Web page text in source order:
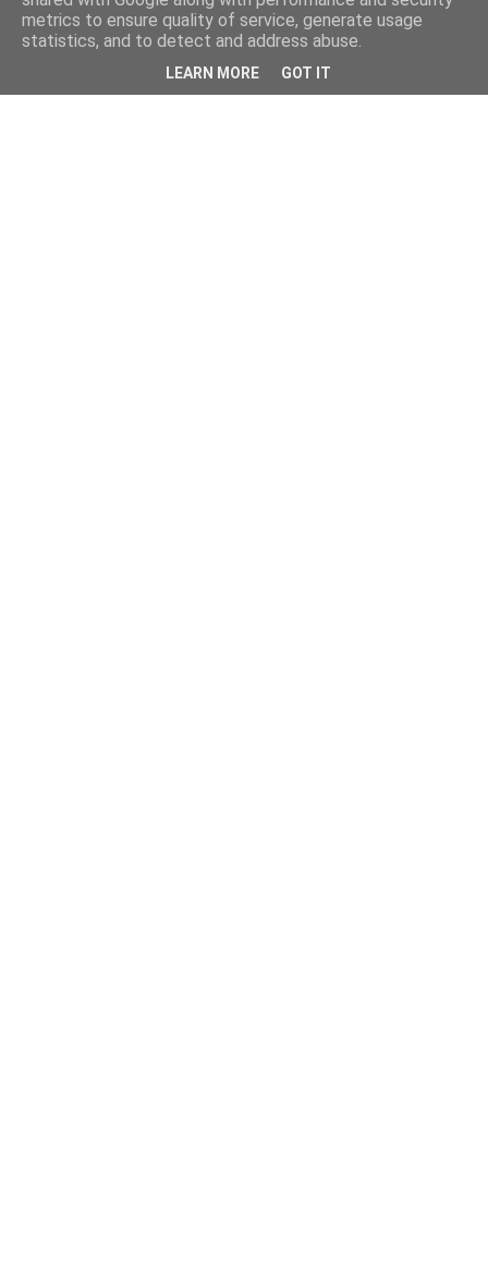
metrics to ensure quality of service, generate usage
statistics, and to detect and address abuse.
LEARN MORE GOT IT